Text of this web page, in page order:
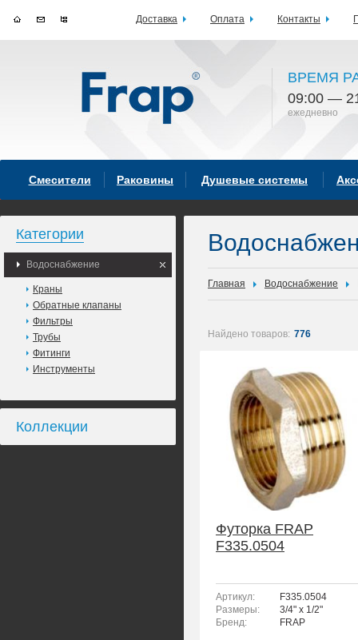
ВРЕМЯ
09:00 —
ежедневно
Смесители Раковины Душевые системы
Категории
Водоснабжение
Краны
Обратные клапаны
Фильтры
Трубы
Фитинги
Инструменты
Коллекции
Главная Водоснабжение
Найдено товаров: 776
Футорка FRAP
F335.0504
Артикул:
F335.0504
Размеры:
3/4" x 1/2"
Бренд:
FRAP
Доставка Оплата Контакты